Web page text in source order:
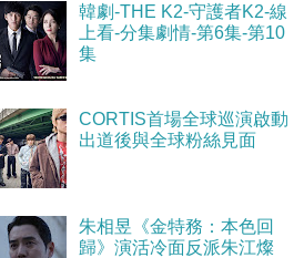
韓劇-THE K2-守護者K2-線
上看-分集劇情-第6集-第10
集
CORTIS首場全球巡演啟動
出道後與全球粉絲見面
朱相昱《金特務：本色回
歸》演活冷面反派朱江燦